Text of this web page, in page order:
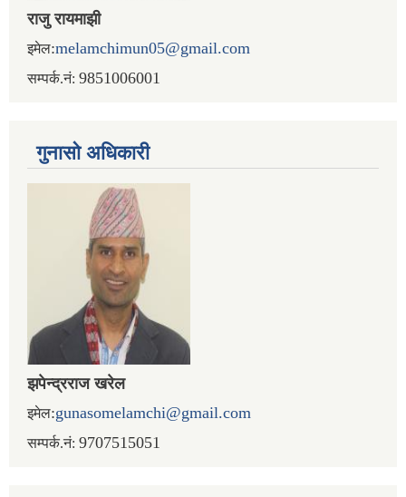
राजु रायमाझी
इमेल:melamchimun05@gmail.com
सम्पर्क.नं: 9851006001
गुनासो अधिकारी
झपेन्द्रराज खरेल
इमेल:gunasomelamchi@gmail.com
सम्पर्क.नं: 9707515051